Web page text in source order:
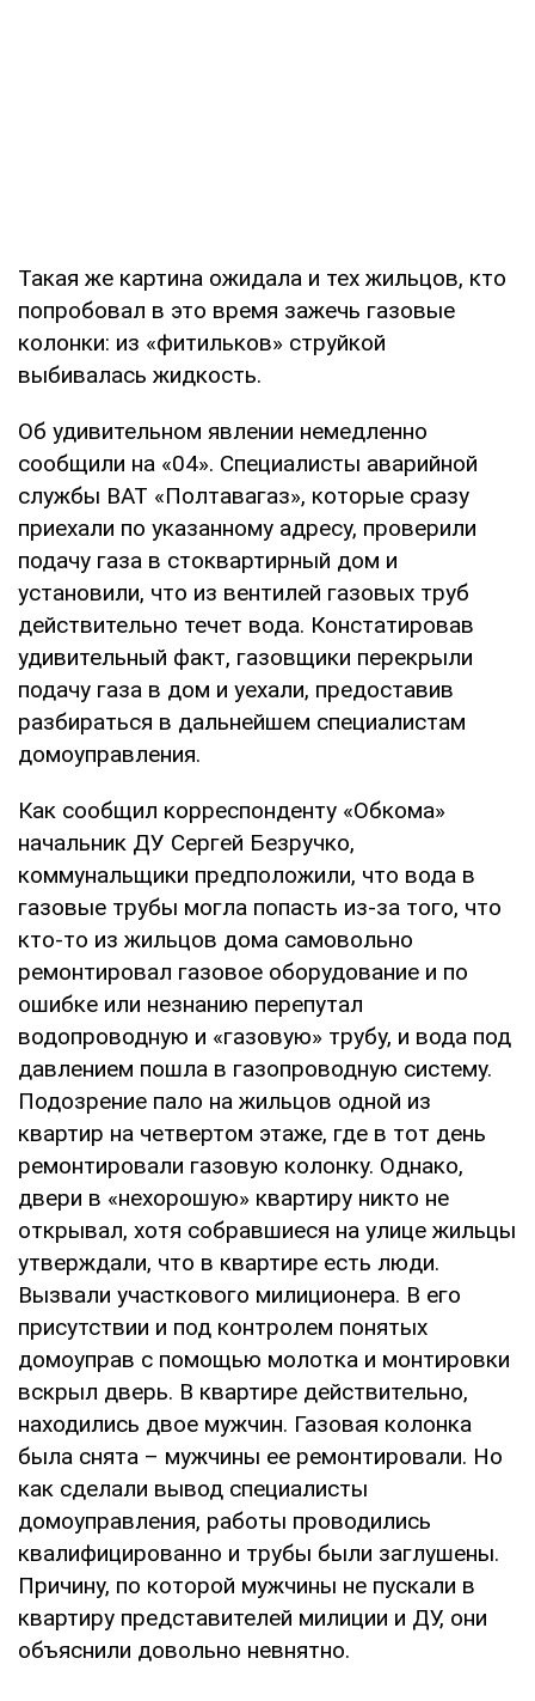
Такая же картина ожидала и тех жильцов, кто
попробовал в это время зажечь газовые
колонки: из «фитильков» струйкой
выбивалась жидкость.
Об удивительном явлении немедленно
сообщили на «04». Специалисты аварийной
службы ВАТ «Полтавагаз», которые сразу
приехали по указанному адресу, проверили
подачу газа в стоквартирный дом и
установили, что из вентилей газовых труб
действительно течет вода. Констатировав
удивительный факт, газовщики перекрыли
подачу газа в дом и уехали, предоставив
разбираться в дальнейшем специалистам
домоуправления.
Как сообщил корреспонденту «Обкома»
начальник ДУ Сергей Безручко,
коммунальщики предположили, что вода в
газовые трубы могла попасть из-за того, что
кто-то из жильцов дома самовольно
ремонтировал газовое оборудование и по
ошибке или незнанию перепутал
водопроводную и «газовую» трубу, и вода под
давлением пошла в газопроводную систему.
Подозрение пало на жильцов одной из
квартир на четвертом этаже, где в тот день
ремонтировали газовую колонку. Однако,
двери в «нехорошую» квартиру никто не
открывал, хотя собравшиеся на улице жильцы
утверждали, что в квартире есть люди.
Вызвали участкового милиционера. В его
присутствии и под контролем понятых
домоуправ с помощью молотка и монтировки
вскрыл дверь. В квартире действительно,
находились двое мужчин. Газовая колонка
была снята – мужчины ее ремонтировали. Но
как сделали вывод специалисты
домоуправления, работы проводились
квалифицированно и трубы были заглушены.
Причину, по которой мужчины не пускали в
квартиру представителей милиции и ДУ, они
объяснили довольно невнятно.